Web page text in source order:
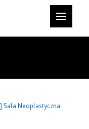
Sala Neoplastyczna.